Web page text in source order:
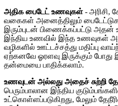
அதிக பைடேட் உணவுகள் - அரிசி,
வகைகள் அனைத்திலும்
இரும்புடன் பிணைக்கப்பட்டு அதன்
இந்திய உணவில் இந்த உணவுகள்
வழிகளில் ஊட்டச்சத்து மதிப்பு
ஏற்கனவே ஓரளவு இருக்கும் போது
தன்மையை பாதிக்கலாம்.
உணவுடன் அல்லது அதைச் சுற்றி
பெரும்பாலான இந்திய
உட்கொள்ளப்படுகிறது, மேலும்